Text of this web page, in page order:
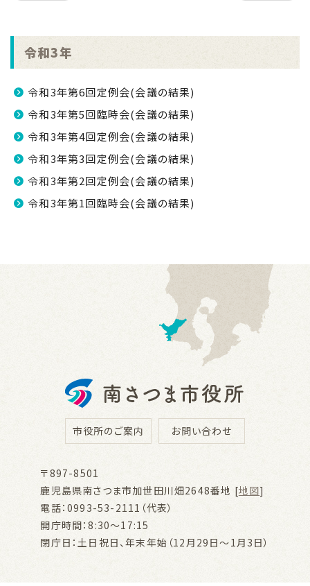
令和3年
令和3年第6回定例会(会議の結果)
令和3年第5回臨時会(会議の結果)
令和3年第4回定例会(会議の結果)
令和3年第3回定例会(会議の結果)
令和3年第2回定例会(会議の結果)
令和3年第1回臨時会(会議の結果)
市役所のご案内 お問い合わせ
〒897-8501
鹿児島県南さつま市加世田川畑2648番地 [地図]
電話：0993-53-2111（代表）
開庁時間：8:30～17:15
閉庁日：土日祝日、年末年始（12月29日～1月3日）